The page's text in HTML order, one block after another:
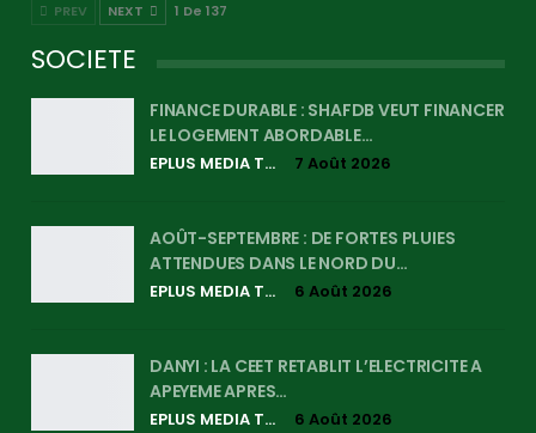
PREV NEXT 1 De 137
SOCIETE
FINANCE DURABLE : SHAFDB VEUT FINANCER
LE LOGEMENT ABORDABLE…
EPLUS MEDIA TV 7 Août 2026
AOÛT-SEPTEMBRE : DE FORTES PLUIES
ATTENDUES DANS LE NORD DU…
EPLUS MEDIA TV 6 Août 2026
DANYI : LA CEET RETABLIT L’ELECTRICITE A
APEYEME APRES…
EPLUS MEDIA TV 6 Août 2026